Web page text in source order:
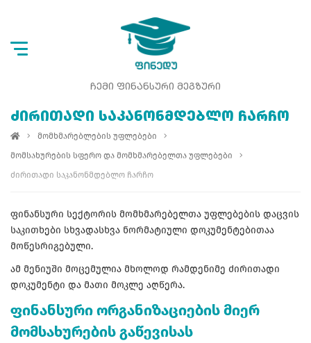
ᲩᲔᲛᲘ ᲤᲘᲜᲐᲜᲡᲣᲠᲘ ᲛᲔᲒᲖᲣᲠᲘ
ᲫᲘᲠᲘᲗᲐᲓᲘ ᲡᲐᲙᲐᲜᲝᲜᲛᲓᲔᲑᲚᲝ ᲩᲐᲠᲩᲝ
მომხმარებლების უფლებები
მომსახურების სფერო და მომხმარებელთა უფლებები
ძირითადი საკანონმდებლო ჩარჩო
ფინანსური სექტორის მომხმარებელთა უფლებების დაცვის
საკითხები სხვადასხვა ნორმატიული დოკუმენტებითაა
მოწესრიგებული.
ამ მენიუში მოცემულია მხოლოდ რამდენიმე ძირითადი
დოკუმენტი და მათი მოკლე აღწერა.
ფინანსური ორგანიზაციების მიერ
მომსახურების გაწევისას